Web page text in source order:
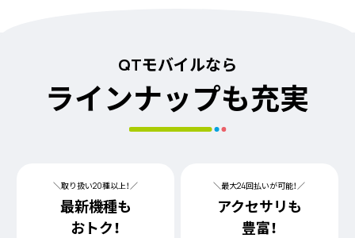
QTモバイルなら
ラインナップも充実
＼取り扱い20種以上！／
最新機種も
おトク！
＼最大24回払いが可能！／
アクセサリも
豊富！